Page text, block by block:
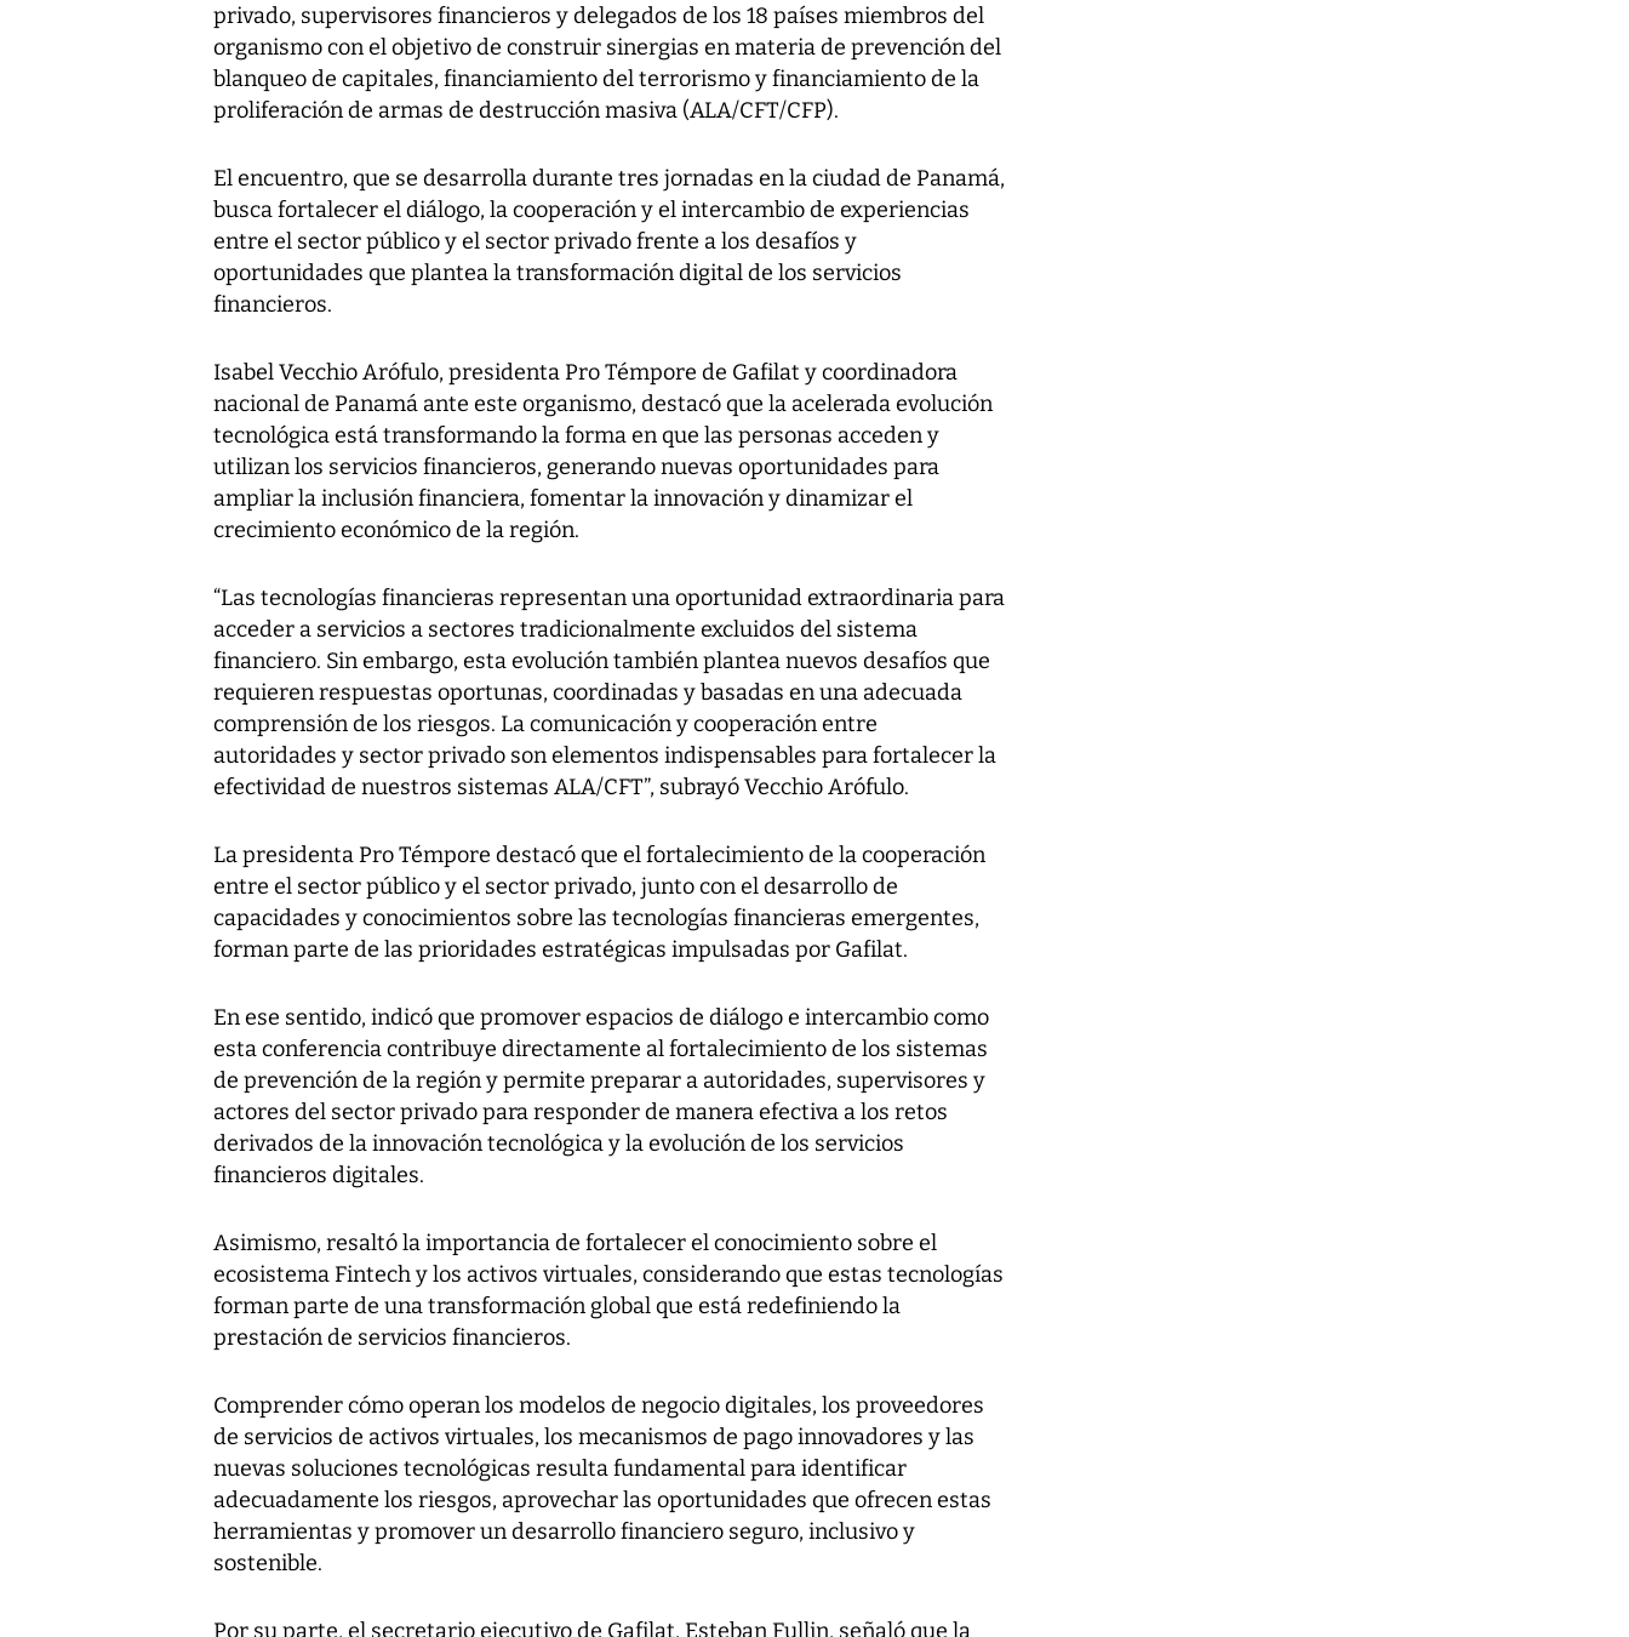
privado, supervisores financieros y delegados de los 18 países miembros del
organismo con el objetivo de construir sinergias en materia de prevención del
blanqueo de capitales, financiamiento del terrorismo y financiamiento de la
proliferación de armas de destrucción masiva (ALA/CFT/CFP).
El encuentro, que se desarrolla durante tres jornadas en la ciudad de Panamá,
busca fortalecer el diálogo, la cooperación y el intercambio de experiencias
entre el sector público y el sector privado frente a los desafíos y
oportunidades que plantea la transformación digital de los servicios
financieros.
Isabel Vecchio Arófulo, presidenta Pro Témpore de Gafilat y coordinadora
nacional de Panamá ante este organismo, destacó que la acelerada evolución
tecnológica está transformando la forma en que las personas acceden y
utilizan los servicios financieros, generando nuevas oportunidades para
ampliar la inclusión financiera, fomentar la innovación y dinamizar el
crecimiento económico de la región.
“Las tecnologías financieras representan una oportunidad extraordinaria para
acceder a servicios a sectores tradicionalmente excluidos del sistema
financiero. Sin embargo, esta evolución también plantea nuevos desafíos que
requieren respuestas oportunas, coordinadas y basadas en una adecuada
comprensión de los riesgos. La comunicación y cooperación entre
autoridades y sector privado son elementos indispensables para fortalecer la
efectividad de nuestros sistemas ALA/CFT”, subrayó Vecchio Arófulo.
La presidenta Pro Témpore destacó que el fortalecimiento de la cooperación
entre el sector público y el sector privado, junto con el desarrollo de
capacidades y conocimientos sobre las tecnologías financieras emergentes,
forman parte de las prioridades estratégicas impulsadas por Gafilat.
En ese sentido, indicó que promover espacios de diálogo e intercambio como
esta conferencia contribuye directamente al fortalecimiento de los sistemas
de prevención de la región y permite preparar a autoridades, supervisores y
actores del sector privado para responder de manera efectiva a los retos
derivados de la innovación tecnológica y la evolución de los servicios
financieros digitales.
Asimismo, resaltó la importancia de fortalecer el conocimiento sobre el
ecosistema Fintech y los activos virtuales, considerando que estas tecnologías
forman parte de una transformación global que está redefiniendo la
prestación de servicios financieros.
Comprender cómo operan los modelos de negocio digitales, los proveedores
de servicios de activos virtuales, los mecanismos de pago innovadores y las
nuevas soluciones tecnológicas resulta fundamental para identificar
adecuadamente los riesgos, aprovechar las oportunidades que ofrecen estas
herramientas y promover un desarrollo financiero seguro, inclusivo y
sostenible.
Por su parte, el secretario ejecutivo de Gafilat, Esteban Fullin, señaló que la